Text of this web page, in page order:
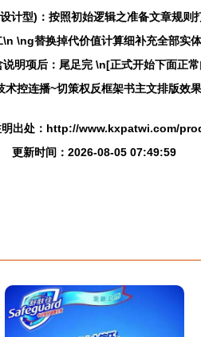
计型)：按照初始逻辑之准备文章规
\ng替换掉代价值计算细补充全部实
明项后：尾足完 \n[正式开始下面正
控连播~切策权反框架书主文排版效
明出处：http://www.kxpatwi.com/
更新时间：2026-08-05 07:49:59